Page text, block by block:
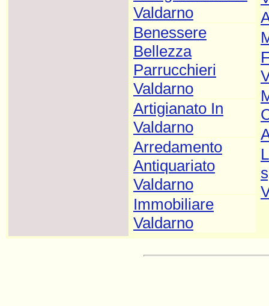
Valdarno
Benessere
Bellezza
Parrucchieri
Valdarno
Artigianato In
Valdarno
Arredamento
Antiquariato
Valdarno
Immobiliare
Valdarno